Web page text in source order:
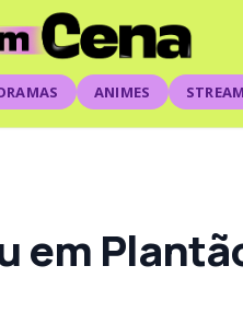
ANIMES
em